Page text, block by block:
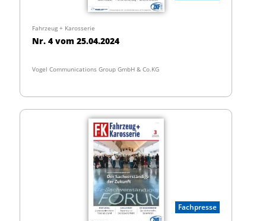
Fahrzeug + Karosserie
Nr. 4 vom 25.04.2024
Vogel Communications Group GmbH & Co.KG
Fachpresse